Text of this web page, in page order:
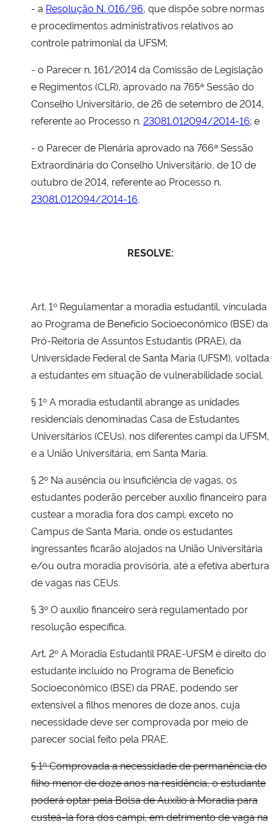
- a Resolução N. 016/96, que dispõe sobre normas
e procedimentos administrativos relativos ao
controle patrimonial da UFSM;
- o Parecer n. 161/2014 da Comissão de Legislação
e Regimentos (CLR), aprovado na 765ª Sessão do
Conselho Universitário, de 26 de setembro de 2014,
referente ao Processo n. 23081.012094/2014-16; e
- o Parecer de Plenária aprovado na 766ª Sessão
Extraordinária do Conselho Universitário, de 10 de
outubro de 2014, referente ao Processo n.
23081.012094/2014-16.
RESOLVE:
Art. 1º Regulamentar a moradia estudantil, vinculada
ao Programa de Benefício Socioeconômico (BSE) da
Pró-Reitoria de Assuntos Estudantis (PRAE), da
Universidade Federal de Santa Maria (UFSM), voltada
a estudantes em situação de vulnerabilidade social.
§ 1º A moradia estudantil abrange as unidades
residenciais denominadas Casa de Estudantes
Universitários (CEUs), nos diferentes campi da UFSM,
e a União Universitária, em Santa Maria.
§ 2º Na ausência ou insuficiência de vagas, os
estudantes poderão perceber auxílio financeiro para
custear a moradia fora dos campi, exceto no
Campus de Santa Maria, onde os estudantes
ingressantes ficarão alojados na União Universitária
e/ou outra moradia provisória, até a efetiva abertura
de vagas nas CEUs.
§ 3º O auxílio financeiro será regulamentado por
resolução específica.
Art. 2º A Moradia Estudantil PRAE-UFSM é direito do
estudante incluído no Programa de Benefício
Socioeconômico (BSE) da PRAE, podendo ser
extensível a filhos menores de doze anos, cuja
necessidade deve ser comprovada por meio de
parecer social feito pela PRAE.
§ 1º Comprovada a necessidade de permanência do
filho menor de doze anos na residência, o estudante
poderá optar pela Bolsa de Auxílio à Moradia para
custeá-la fora dos campi, em detrimento de vaga na